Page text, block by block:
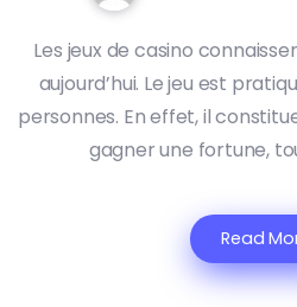
Les jeux de casino
aujourd’hui. Le jeu est
personnes. En effet, il
gagner une fortune,
Read